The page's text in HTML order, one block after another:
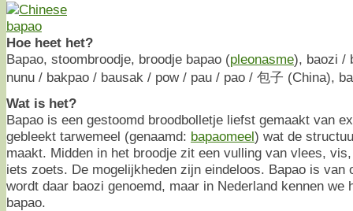
Hoe heet het?
Bapao, stoombroodje, broodje bapao (pleonasme), baozi /
nunu / bakpao / bausak / pow / pau / pao / 包子 (China),
Wat is het?
Bapao is een gestoomd broodbolletje liefst gemaakt van
gebleekt tarwemeel (genaamd: bapaomeel) wat de
maakt. Midden in het broodje zit een vulling van vlees,
iets zoets. De mogelijkheden zijn eindeloos. Bapao is van
wordt daar baozi genoemd, maar in Nederland kennen we
bapao.